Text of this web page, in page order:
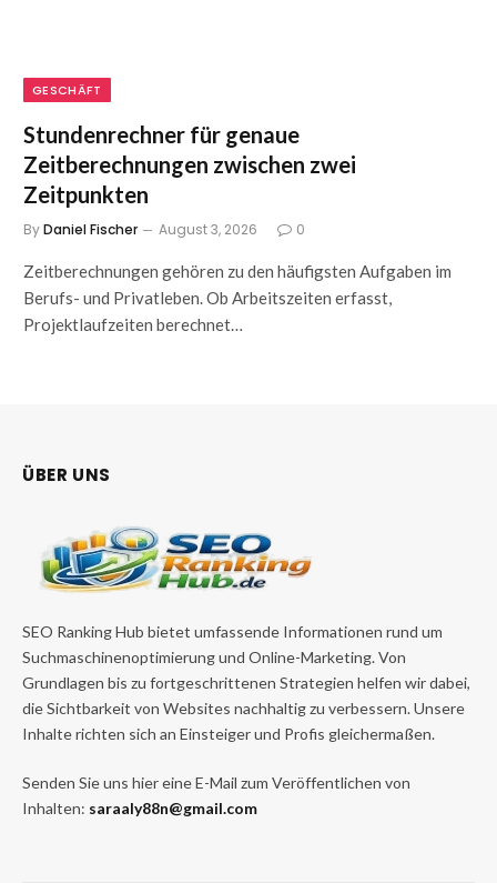
GESCHÄFT
Stundenrechner für genaue
Zeitberechnungen zwischen zwei
Zeitpunkten
ByDaniel Fischer August 3, 2026 0
Zeitberechnungen gehören zu den häufigsten Aufgaben im
Berufs- und Privatleben. Ob Arbeitszeiten erfasst,
Projektlaufzeiten berechnet…
ÜBER UNS
SEO Ranking Hub bietet umfassende Informationen rund um
Suchmaschinenoptimierung und Online-Marketing. Von
Grundlagen bis zu fortgeschrittenen Strategien helfen wir dabei,
die Sichtbarkeit von Websites nachhaltig zu verbessern. Unsere
Inhalte richten sich an Einsteiger und Profis gleichermaßen.
Senden Sie uns hier eine E-Mail zum Veröffentlichen von
Inhalten: saraaly88n@gmail.com